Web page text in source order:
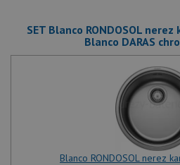
SET Blanco RONDOSOL
Blanco DARAS
Blanco RONDOSOL nerez